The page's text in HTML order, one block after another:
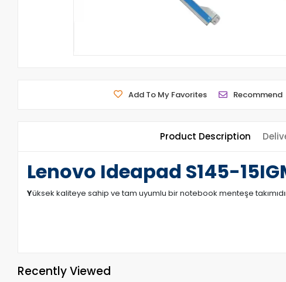
Add To My Favorites Recommend
Product Description
Lenovo Ideapad S145-
Yüksek kaliteye sahip ve tam uyumlu bir notebook menteşe
Recently Viewed